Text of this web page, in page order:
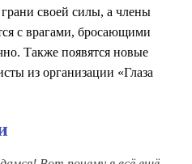
своей силы, а члены
с врагами, бросающими
Также появятся новые
из организации «Глаза